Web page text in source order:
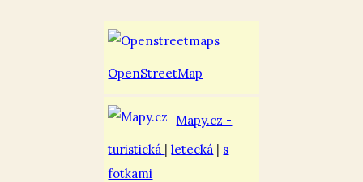
OpenStreetMap
Mapy.cz -
turistická |letecká | s
fotkami